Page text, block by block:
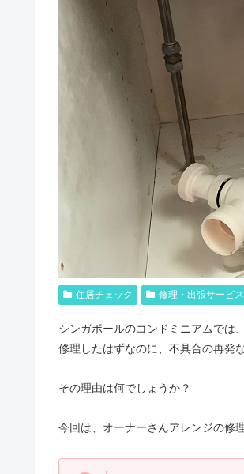
住居チェック 修理・出張サービス
シンガポールのコンドミニアムでは
修理したはずなのに、不具合の再発
その理由は何でしょうか？
今回は、オーナーさんアレンジの修